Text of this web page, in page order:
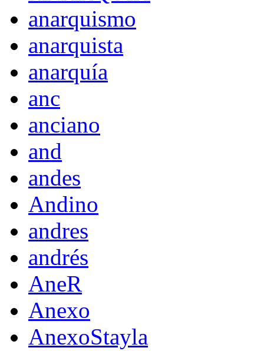
anarquismo
anarquista
anarquía
anc
anciano
and
andes
Andino
andres
andrés
AneR
Anexo
AnexoStayla